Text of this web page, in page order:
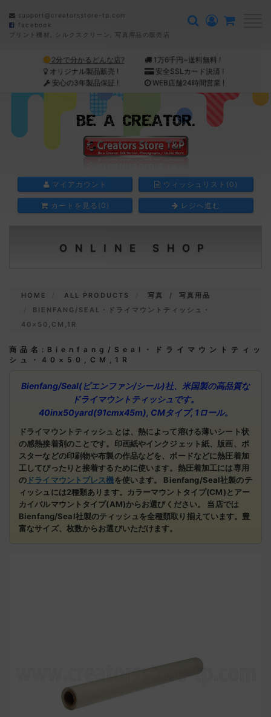
support@creatorsstore-tp.com
facebook
プリント機材, シルクスクリーン, 写真用品の販売店
録/
ロ
グ
イ
ン
2分で分かるどんな店?
1万6千円~送料無料 !
オリジナル製品販売 !
安全SSLカード決済 !
安心の3年製品保証 !
WEB店舗24時間営業 !
マイアカウント ウィッシュリスト(0)
カートを見る(0) レジへ進む
ONLINE SHOP
HOME ALL PRODUCTS 写真 / 写真用品
BIENFANG/SEAL・ドライマウントティッシュ・
40×50,CM,1R
商品名:Bienfang/Seal・ドライマウントティッ
シュ・40×50,CM,1R
Bienfang/Seal(ビエンファン/シール)社、米国製の高品質な
ドライマウントティッシュです。
40inx50yard(91cmx45m), CMタイプ, 1ロール。
ドライマウントティッシュとは、熱によって溶ける薄いシート状
の感熱接着剤のことです。印画紙やインクジェット紙、版画、ポ
スターなどの印刷物や布製の作品などを、ボードなどに熱圧着加
工してぴったりと接着するために使います。熱圧着加工には専用
の ドライマウントプレス機を使います。
Bienfang/Seal社製のテ
ィッシュには2種類あります。カラーマウントタイプ(CM)とアー
カイバルマウントタイプ(AM)からお選びください。
当店では
Bienfang/Seal社製のティッシュを全種類取り揃えています。豊
富なサイズ、枚数からお選びいただけます。